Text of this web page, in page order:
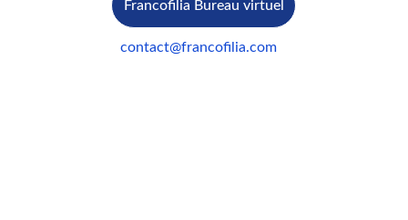
contact@francofilia.com
Francofilia Bureau virtuel